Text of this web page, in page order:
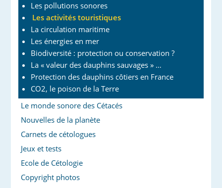
Les pollutions sonores
Les activités touristiques
La circulation maritime
Les énergies en mer
Biodiversité : protection ou conservation ?
La « valeur des dauphins sauvages » …
Protection des dauphins côtiers en France
CO2, le poison de la Terre
Le monde sonore des Cétacés
Nouvelles de la planète
Carnets de cétologues
Jeux et tests
Ecole de Cétologie
Copyright photos